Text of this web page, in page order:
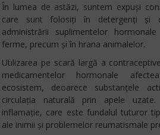
În lumea de astăzi, suntem expuși
care sunt folosiți în detergenți și
administrării suplimentelor
ferme, precum şi în hrana animalelor.
Utilizarea pe scară largă a
medicamentelor hormonale
ecosistem, deoarece substanțele
circulația naturală prin apele
inflamație, care este fundalul tuturor
ale inimii și problemelor reumatismale